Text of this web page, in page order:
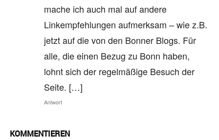
mache ich auch mal auf andere
Linkempfehlungen aufmerksam – wie z.B.
jetzt auf die von den Bonner Blogs. Für
alle, die einen Bezug zu Bonn haben,
lohnt sich der regelmäßige Besuch der
Seite. […]
Antwort
KOMMENTIEREN